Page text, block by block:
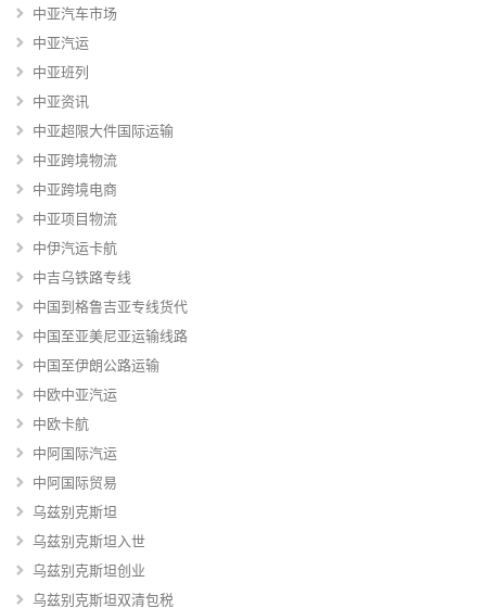
中亚汽车市场
中亚汽运
中亚班列
中亚资讯
中亚超限大件国际运输
中亚跨境物流
中亚跨境电商
中亚项目物流
中伊汽运卡航
中吉乌铁路专线
中国到格鲁吉亚专线货代
中国至亚美尼亚运输线路
中国至伊朗公路运输
中欧中亚汽运
中欧卡航
中阿国际汽运
中阿国际贸易
乌兹别克斯坦
乌兹别克斯坦入世
乌兹别克斯坦创业
乌兹别克斯坦双清包税